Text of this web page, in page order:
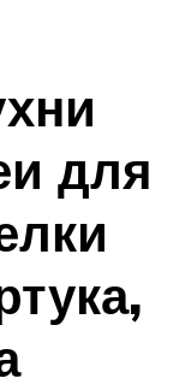
для